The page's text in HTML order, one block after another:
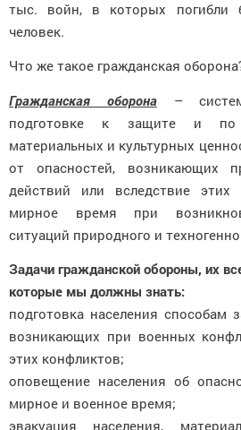
тыс. войн, в которых погибли
человек.
Что же такое гражданская
Гражданская оборона–
подготовке к защите и по
материальных и культурных
от опасностей, возникающих
действий или вследствие
мирное время при
ситуаций природного и
Задачи гражданской обороны, их
которые мы должны знать:
подготовка населения способам
возникающих при военных
этих конфликтов;
оповещение населения об
мирное и военное время;
эвакуация населения,